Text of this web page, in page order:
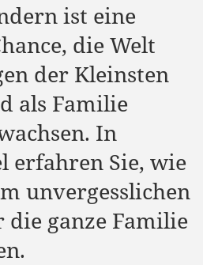
ist eine
die Welt
der Kleinsten
als Familie
In
erfahren Sie, wie
unvergesslichen
ganze Familie